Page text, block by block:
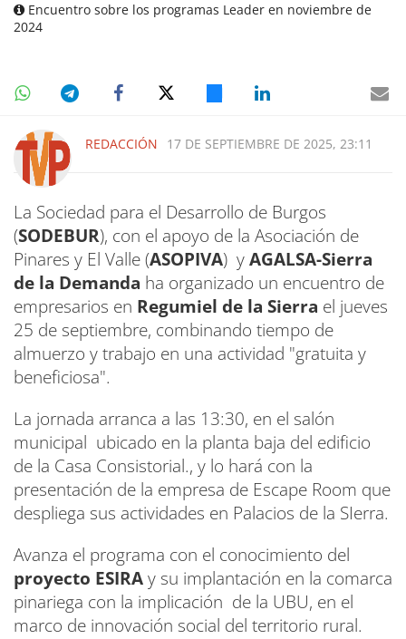
Encuentro sobre los programas Leader en noviembre de
2024
REDACCIÓN 17 DE SEPTIEMBRE DE 2025, 23:11
La Sociedad para el Desarrollo de Burgos
(SODEBUR), con el apoyo de la Asociación de
Pinares y El Valle (ASOPIVA) yAGALSA-Sierra
de la Demanda ha organizado un encuentro de
empresarios en Regumiel de la Sierra el jueves
25 de septiembre, combinando tiempo de
almuerzo y trabajo en una actividad "gratuita y
beneficiosa".
La jornada arranca a las 13:30, en el salón
municipal ubicado en la planta baja del edificio
de la Casa Consistorial., y lo hará con la
presentación de la empresa de Escape Room que
despliega sus actividades en Palacios de la SIerra.
Avanza el programa con el conocimiento del
proyecto ESIRAy su implantación en la comarca
pinariega con la implicación de la UBU, en el
marco de innovación social del territorio rural.